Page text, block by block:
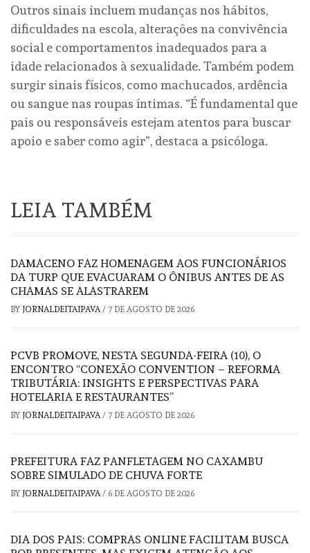
Outros sinais incluem mudanças nos hábitos,
dificuldades na escola, alterações na convivência
social e comportamentos inadequados para a
idade relacionados à sexualidade. Também podem
surgir sinais físicos, como machucados, ardência
ou sangue nas roupas íntimas. “É fundamental que
pais ou responsáveis estejam atentos para buscar
apoio e saber como agir”, destaca a psicóloga.
LEIA TAMBÉM
DAMACENO FAZ HOMENAGEM AOS FUNCIONÁRIOS
DA TURP QUE EVACUARAM O ÔNIBUS ANTES DE AS
CHAMAS SE ALASTRAREM
BY JORNALDEITAIPAVA/ 7 DE AGOSTO DE 2026
PCVB PROMOVE, NESTA SEGUNDA-FEIRA (10), O
ENCONTRO “CONEXÃO CONVENTION – REFORMA
TRIBUTÁRIA: INSIGHTS E PERSPECTIVAS PARA
HOTELARIA E RESTAURANTES”
BY JORNALDEITAIPAVA/ 7 DE AGOSTO DE 2026
PREFEITURA FAZ PANFLETAGEM NO CAXAMBU
SOBRE SIMULADO DE CHUVA FORTE
BY JORNALDEITAIPAVA/ 6 DE AGOSTO DE 2026
DIA DOS PAIS: COMPRAS ONLINE FACILITAM BUSCA